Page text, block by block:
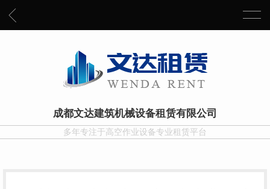
成都文达建筑机械设备租赁有限公司
多年专注于高空作业设备专业租赁平台